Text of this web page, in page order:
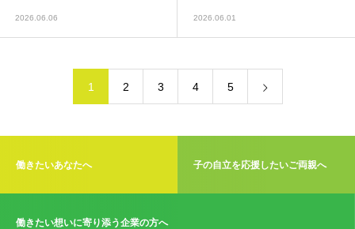
2026.06.06 2026.06.01
1 2 3 4 5
働きたいあなたへ 子の自立を応援したいご両親へ
働きたい想いに寄り添う企業の方へ